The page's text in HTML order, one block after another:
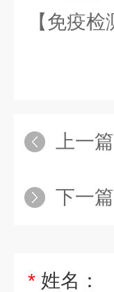
【免疫
上一
下一篇
* 姓名：